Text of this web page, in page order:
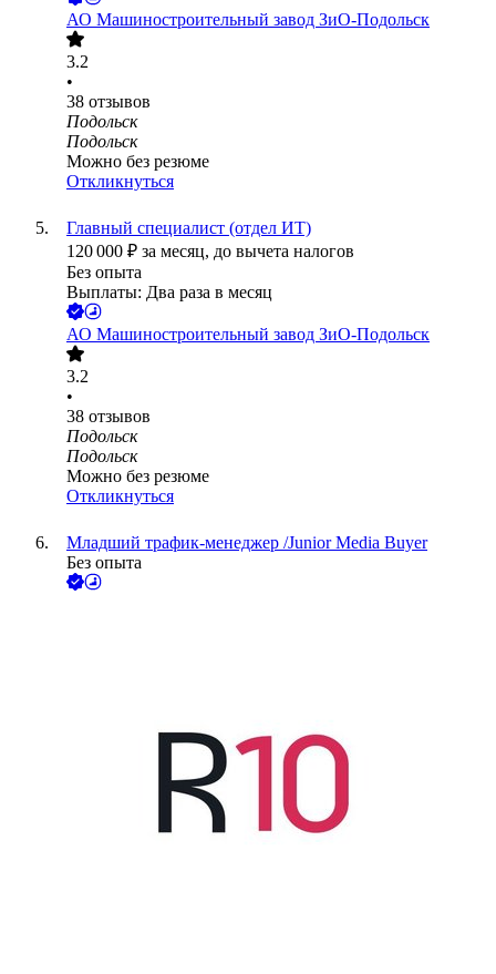
АО Машиностроительный завод ЗиО-Подольск
3.2
•
38 отзывов
Подольск
Подольск
Можно без резюме
Откликнуться
Главный специалист (отдел ИТ)
120 000 ₽ за месяц, до вычета налогов
Без опыта
Выплаты: Два раза в месяц
АО Машиностроительный завод ЗиО-Подольск
3.2
•
38 отзывов
Подольск
Подольск
Можно без резюме
Откликнуться
Младший трафик-менеджер /Junior Media Buyer
Без опыта